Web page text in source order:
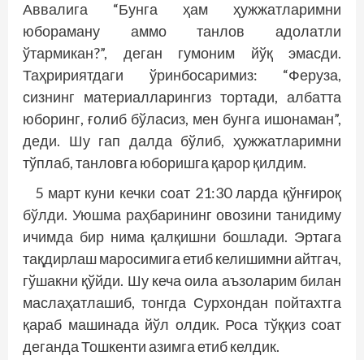
Аввалига “Бунга ҳам ҳужжатларимни
юбораману аммо танлов адолатли
ўтармикан?”, деган гумоним йўқ эмасди.
Таҳририятдаги ўринбосаримиз: “Феруза,
сизнинг материалларингиз тортади, албатта
юборинг, ғолиб бўласиз, мен бунга ишонаман”,
деди. Шу гап далда бўлиб, ҳужжатларимни
тўплаб, танловга юборишга қарор қилдим.
5 март куни кечки соат 21:30 ларда қўнғироқ
бўлди. Уюшма раҳбарининг овозини танидиму
ичимда бир нима қалқишни бошлади. Эртага
тақдирлаш маросимига етиб келишимни айтгач,
гўшакни қўйди. Шу кеча оила аъзоларим билан
маслаҳатлашиб, тонгда Сурхондан пойтахтга
қараб машинада йўл олдик. Роса тўққиз соат
деганда Тошкенти азимга етиб келдик.